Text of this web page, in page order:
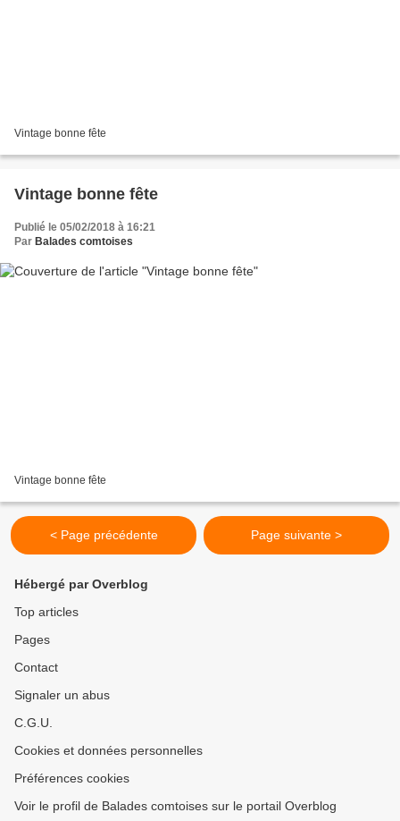
Vintage bonne fête
Vintage bonne fête
Publié le 05/02/2018 à 16:21
Par Balades comtoises
Vintage bonne fête
< Page précédente Page suivante >
Hébergé par Overblog
Top articles
Pages
Contact
Signaler un abus
C.G.U.
Cookies et données personnelles
Préférences cookies
Voir le profil de Balades comtoises sur le portail Overblog